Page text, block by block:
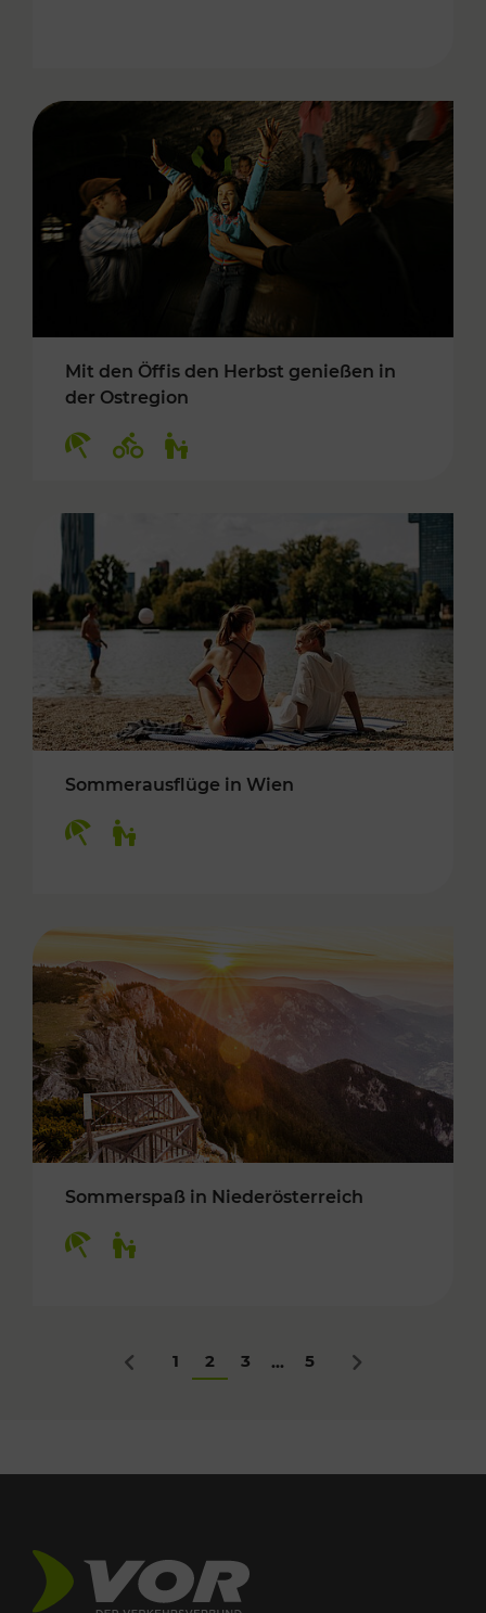
Mit den Öffis den Herbst genießen in
der Ostregion
Sommerausflüge in Wien
Sommerspaß in Niederösterreich
Zurück
1 2 3 ... 5 Nächstes